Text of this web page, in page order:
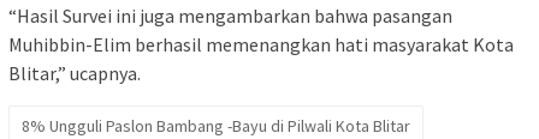
“Hasil Survei ini juga mengambarkan bahwa pasangan
Muhibbin-Elim berhasil memenangkan hati masyarakat Kota
Blitar,” ucapnya.
8% Ungguli Paslon Bambang -Bayu di Pilwali Kota Blitar